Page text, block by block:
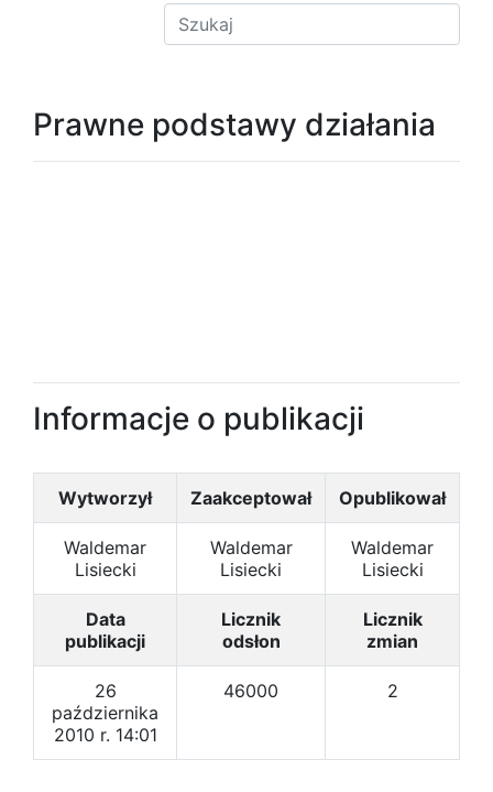
Prawne podstawy działania
Informacje o publikacji
Wytworzył Zaakceptował Opublikował
Waldemar
Lisiecki
Waldemar
Lisiecki
Waldemar
Lisiecki
Data
publikacji
Licznik
odsłon
Licznik
zmian
26
października
2010 r. 14:01
46000 2